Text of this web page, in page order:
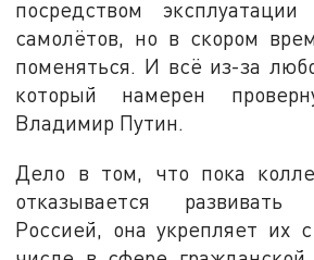
посредством эксплуатации
самолётов, но в скором
поменяться. И всё из-за
который намерен
Владимир Путин.
Дело в том, что пока
отказывается
Россией, она укрепляет их